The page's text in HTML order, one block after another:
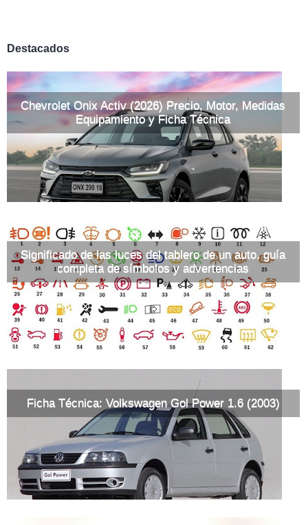
Destacados
Chevrolet Onix Activ (2026) Precio, Motor, Medidas
Equipamiento y Ficha Técnica
Significado de las luces del tablero de un auto, guía
completa de símbolos y advertencias
Ficha Técnica: Volkswagen Gol Power 1.6 (2003)